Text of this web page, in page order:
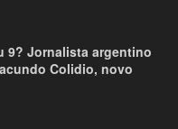
9? Jornalista argentino
Colidio, novo